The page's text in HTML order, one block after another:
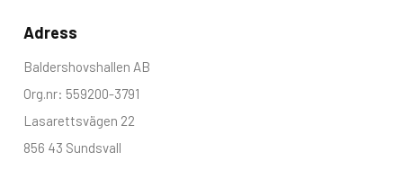
Adress
Baldershovshallen AB
Org.nr: 559200-3791
Lasarettsvägen 22
856 43 Sundsvall